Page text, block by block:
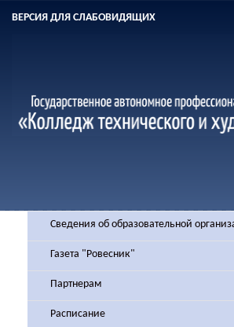
ВЕРСИЯ ДЛЯ СЛАБОВИДЯЩИХ
Сведения об образовательной
Газета "Ровесник"
Партнерам
Расписание